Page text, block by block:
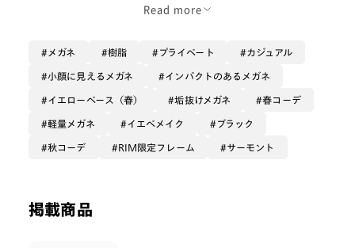
Read more
メガネ 樹脂 プライベート カジュアル
小顔に見えるメガネ インパクトのあるメガネ
イエローベース（春） 垢抜けメガネ 春コーデ
軽量メガネ イエベメイク ブラック
秋コーデ RIM限定フレーム サーモント
掲載商品